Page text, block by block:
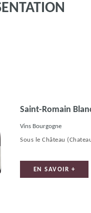
Saint-Romain
Vins Bourgogne
Sous le Château
EN SAVOIR +